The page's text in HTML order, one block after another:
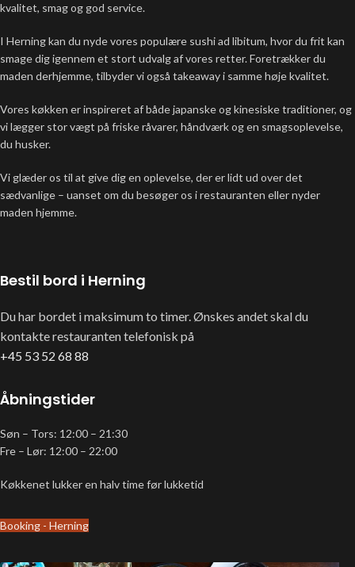
kvalitet, smag og god service.
I Herning kan du nyde vores populære sushi ad libitum, hvor du frit kan
smage dig igennem et stort udvalg af vores retter. Foretrækker du
maden derhjemme, tilbyder vi også takeaway i samme høje kvalitet.
Vores køkken er inspireret af både japanske og kinesiske traditioner, og
vi lægger stor vægt på friske råvarer, håndværk og en smagsoplevelse,
du husker.
Vi glæder os til at give dig en oplevelse, der er lidt ud over det
sædvanlige – uanset om du besøger os i restauranten eller nyder
maden hjemme.
Bestil bord i Herning
Du har bordet i maksimum to timer. Ønskes andet skal du
kontakte restauranten telefonisk på
+45 53 52 68 88
Åbningstider
Søn – Tors: 12:00 – 21:30
Fre – Lør: 12:00 – 22:00
Køkkenet lukker en halv time før lukketid
Booking - Herning